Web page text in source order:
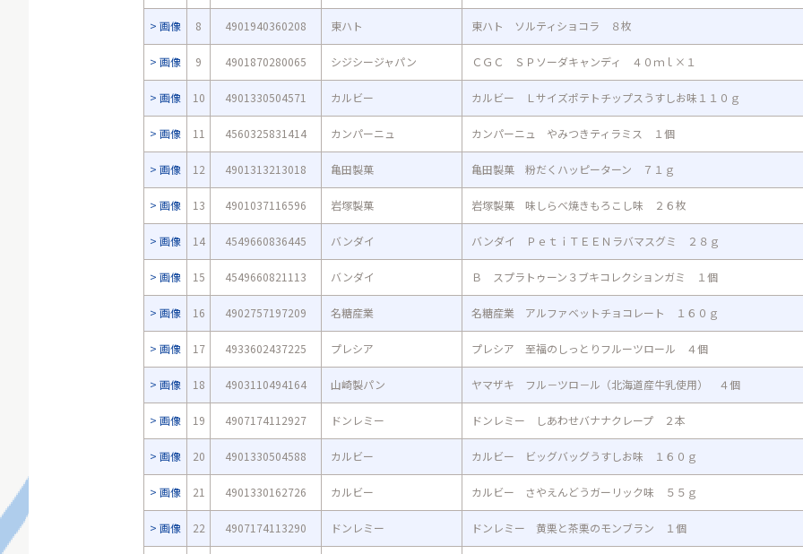
画像 8 4901940360208 東ハト 東ハト ソルティショコラ ８枚
画像 9 4901870280065 シジシージャパン ＣＧＣ ＳＰソーダキャンディ ４０ｍｌ×１
画像 10 4901330504571 カルビー カルビー Ｌサイズポテトチップスうすしお味１１０ｇ
画像 11 4560325831414 カンパーニュ カンパーニュ やみつきティラミス １個
画像 12 4901313213018 亀田製菓 亀田製菓 粉だくハッピーターン ７１ｇ
画像 13 4901037116596 岩塚製菓 岩塚製菓 味しらべ焼きもろこし味 ２６枚
画像 14 4549660836445 バンダイ バンダイ ＰｅｔｉＴＥＥＮラバマスグミ ２８ｇ
画像 15 4549660821113 バンダイ Ｂ スプラトゥーン３ブキコレクションガミ １個
画像 16 4902757197209 名糖産業 名糖産業 アルファベットチョコレート １６０ｇ
画像 17 4933602437225 プレシア プレシア 至福のしっとりフルーツロール ４個
画像 18 4903110494164 山崎製パン ヤマザキ フル－ツロ－ル（北海道産牛乳使用） ４個
画像 19 4907174112927 ドンレミー ドンレミー しあわせバナナクレープ ２本
画像 20 4901330504588 カルビー カルビー ビッグバッグうすしお味 １６０ｇ
画像 21 4901330162726 カルビー カルビー さやえんどうガーリック味 ５５ｇ
画像 22 4907174113290 ドンレミー ドンレミー 黄栗と茶栗のモンブラン １個